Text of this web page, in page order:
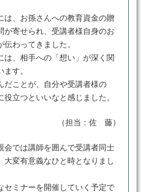
は、お孫さんへの教育資金の贈
が寄せられ、受講者様自身のお
わってきました。
は、相手への「想い」が深く関
す。
だことが、自分や受講者様の
役立つといいなと感じました。
（担当：佐 藤）
会では講師を囲んで受講者同士
大変有意義なひと時となりまし
セミナーを開催していく予定で